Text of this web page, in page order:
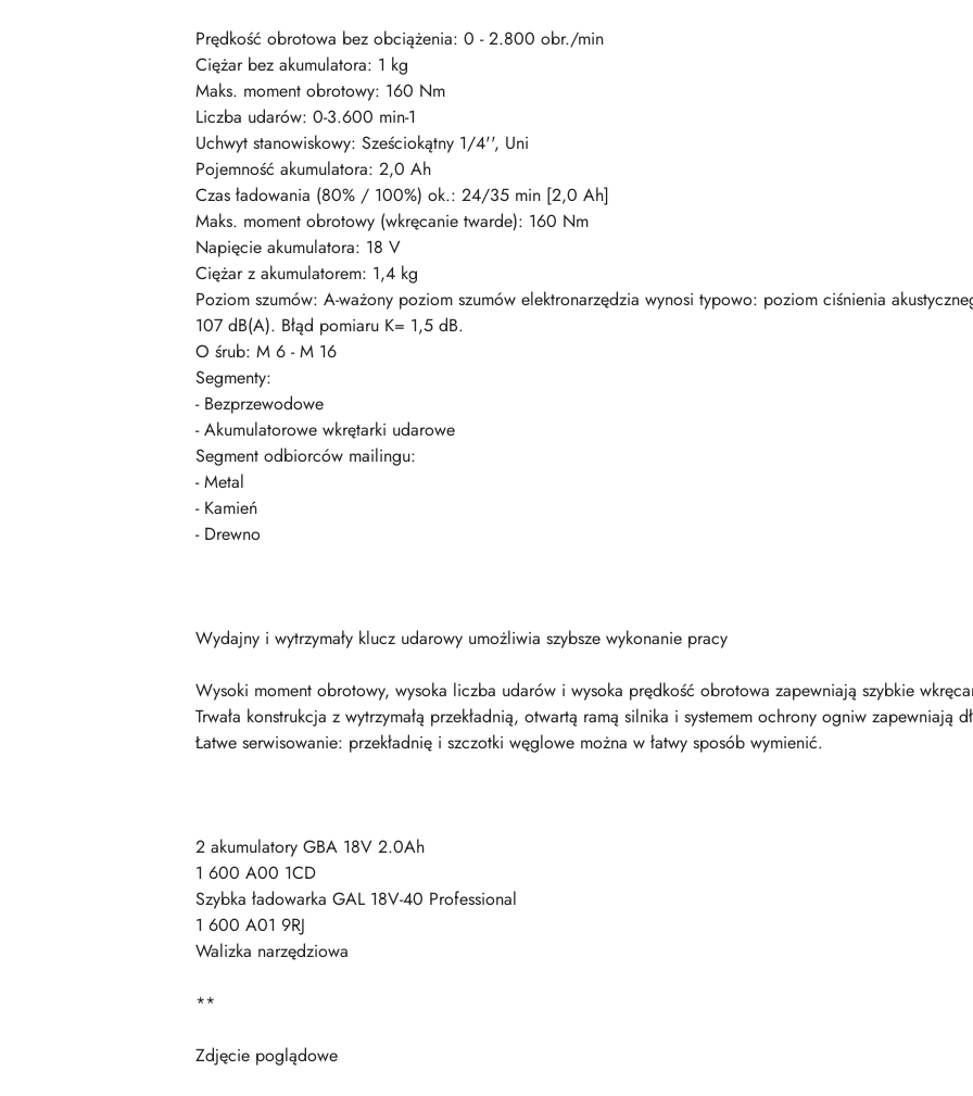
Prędkość obrotowa bez obciążenia: 0 - 2.800 obr./min
Ciężar bez akumulatora: 1 kg
Maks. moment obrotowy: 160 Nm
Liczba udarów: 0-3.600 min-1
Uchwyt stanowiskowy: Sześciokątny 1/4'', Uni
Pojemność akumulatora: 2,0 Ah
Czas ładowania (80% / 100%) ok.: 24/35 min [2,0 Ah]
Maks. moment obrotowy (wkręcanie twarde): 160 Nm
Napięcie akumulatora: 18 V
Ciężar z akumulatorem: 1,4 kg
Poziom szumów: A-ważony poziom szumów elektronarzędzia wynosi typowo: poziom ciśnienia
107 dB(A). Błąd pomiaru K= 1,5 dB.
O śrub: M 6 - M 16
Segmenty:
- Bezprzewodowe
- Akumulatorowe wkrętarki udarowe
Segment odbiorców mailingu:
- Metal
- Kamień
- Drewno
Wydajny i wytrzymały klucz udarowy umożliwia szybsze wykonanie pracy
Wysoki moment obrotowy, wysoka liczba udarów i wysoka prędkość obrotowa zapewniają szybkie
Trwała konstrukcja z wytrzymałą przekładnią, otwartą ramą silnika i systemem ochrony ogniw zapewniają
Łatwe serwisowanie: przekładnię i szczotki węglowe można w łatwy sposób wymienić.
2 akumulatory GBA 18V 2.0Ah
1 600 A00 1CD
Szybka ładowarka GAL 18V-40 Professional
1 600 A01 9RJ
Walizka narzędziowa
**
Zdjęcie poglądowe